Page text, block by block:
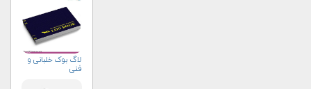
لاگ بوک خلبانی و
فنی